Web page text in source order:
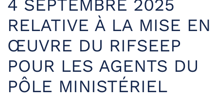
4 SEPTEMBRE 2025
RELATIVE À LA MISE EN
ŒUVRE DU RIFSEEP
POUR LES AGENTS DU
PÔLE MINISTÉRIEL